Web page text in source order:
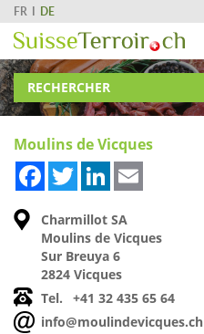
FR DE
RECHERCHER
Moulins de Vicques
FacebookTwitterLinkedIn
Charmillot SA
Moulins de Vicques
Sur Breuya 6
2824 Vicques
Tel.
+41 32 435 65 64
info@moulindevicques.ch